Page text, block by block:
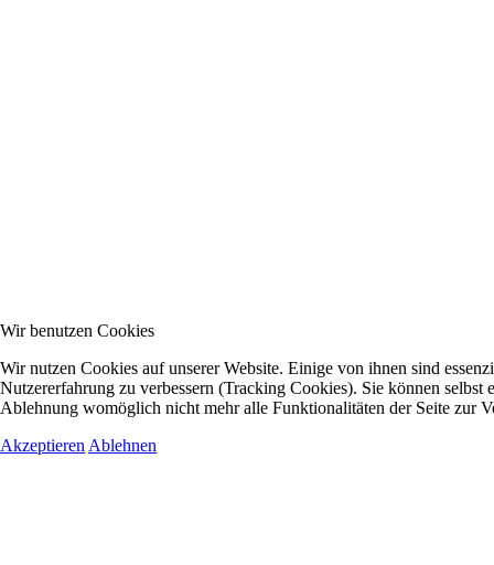
Wir benutzen Cookies
Wir nutzen Cookies auf unserer Website. Einige von ihnen sind
Nutzererfahrung zu verbessern (Tracking Cookies). Sie können selbst
Ablehnung womöglich nicht mehr alle Funktionalitäten der Seite zur
Akzeptieren Ablehnen